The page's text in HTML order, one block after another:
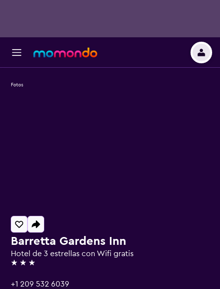
Barretta Gardens Inn
Hotel de 3 estrellas con Wifi gratis
3 estrellas
+1 209 532 6039
Fotos